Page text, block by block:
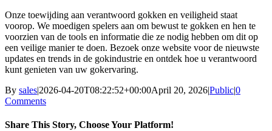
Onze toewijding aan verantwoord gokken en veiligheid staat
voorop. We moedigen spelers aan om bewust te gokken en hen te
voorzien van de tools en informatie die ze nodig hebben om dit op
een veilige manier te doen. Bezoek onze website voor de nieuwste
updates en trends in de gokindustrie en ontdek hoe u verantwoord
kunt genieten van uw gokervaring.
By sales|2026-04-20T08:22:52+00:00April 20, 2026|Public|0
Comments
Share This Story, Choose Your Platform!